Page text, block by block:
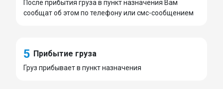
После прибытия груза в пункт назначения Вам
сообщат об этом по телефону или смс-сообщением
5 Прибытие груза
Груз прибывает в пункт назначения